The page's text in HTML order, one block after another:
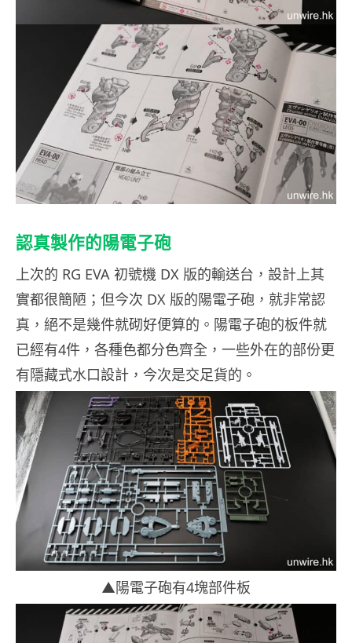
認真製作的陽電子砲
上次的 RG EVA 初號機 DX 版的輸送台，設計上其
實都很簡陋；但今次 DX 版的陽電子砲，就非常認
真，絕不是幾件就砌好便算的。陽電子砲的板件就
已經有4件，各種色都分色齊全，一些外在的部份更
有隱藏式水口設計，今次是交足貨的。
▲陽電子砲有4塊部件板